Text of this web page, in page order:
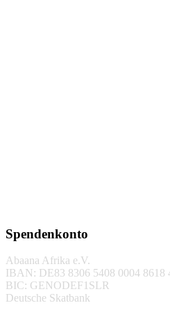
Spendenkonto
Abaana Afrika e.V.
IBAN: DE83 8306 5408 0004 8618
BIC: GENODEF1SLR
Deutsche Skatbank